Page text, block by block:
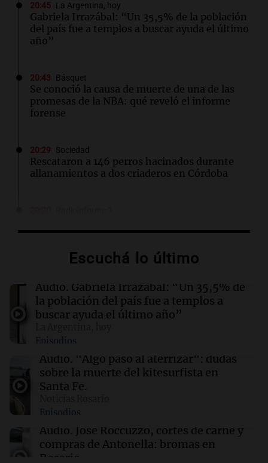
20:45 La Argentina, hoy
Gabriela Irrazábal: “Un 35,5% de la población
del país fue a templos a buscar ayuda el último
año”
20:43 Básquet
Se conoció la causa de muerte de una de las
promesas de la NBA: qué reveló el informe
forense
20:29 Sociedad
Rescataron a 146 perros hacinados durante
allanamientos a dos criaderos en Córdoba
pidieron pan, paz y trabajo en una emotiva
20:15 Deportes
Juan Fernando Quintero se une a Deportivo
Independiente Medellín tras dejar River Plate
20:07 Sociedad
La fiscalía mantiene restricciones a Facundo
Moyano tras la declaración de su pareja
Concurso para la canción oficial de la visita del
Papa León XIV a Argentina
Escuchá lo último
Audio. Gabriela Irrazábal: “Un 35,5% de
la población del país fue a templos a
buscar ayuda el último año”
Episodios
Audio. "Algo pasó al aterrizar": dudas
sobre la muerte del kitesurfista en
Santa Fe.
Episodios
Audio. José Roccuzzo, cortes de carne y
compras de Antonella: bromas en
Rosario.